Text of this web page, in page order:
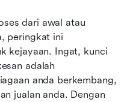
dari awal atau
peringkat ini
kejayaan. Ingat, kunci
adalah
anda berkembang,
jualan anda. Dengan